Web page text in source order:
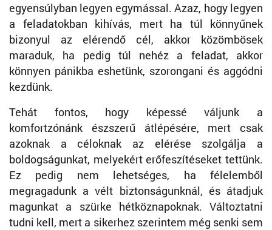
egyensúlyban legyen egymással. Azaz, hogy legyen
a feladatokban kihívás, mert ha túl könnyűnek
bizonyul az elérendő cél, akkor közömbösek
maraduk, ha pedig túl nehéz a feladat, akkor
könnyen pánikba eshetünk, szorongani és aggódni
kezdünk.
Tehát fontos, hogy képessé váljunk a
komfortzónánk észszerű átlépésére, mert csak
azoknak a céloknak az elérése szolgálja a
boldogságunkat, melyekért erőfeszítéseket tettünk.
Ez pedig nem lehetséges, ha félelemből
megragadunk a vélt biztonságunknál, és átadjuk
magunkat a szürke hétköznapoknak. Változtatni
tudni kell, mert a sikerhez szerintem még senki sem